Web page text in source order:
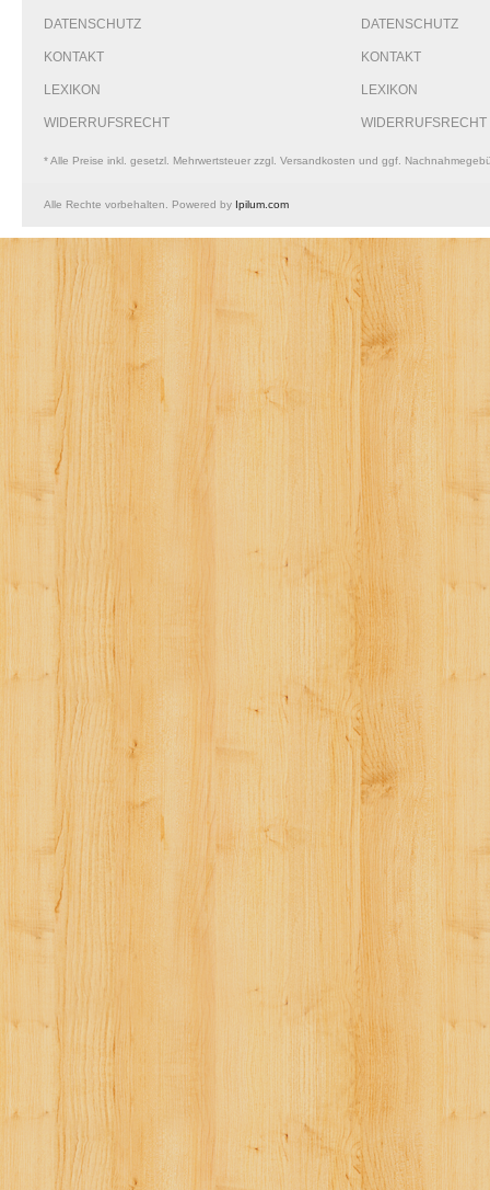
DATENSCHUTZ
KONTAKT
LEXIKON
WIDERRUFSRECHT
DATENSCHUTZ
KONTAKT
LEXIKON
WIDERRUFSRECHT
* Alle Preise inkl. gesetzl. Mehrwertsteuer zzgl. Versandkosten und ggf.
Alle Rechte vorbehalten. Powered by Ipilum.com